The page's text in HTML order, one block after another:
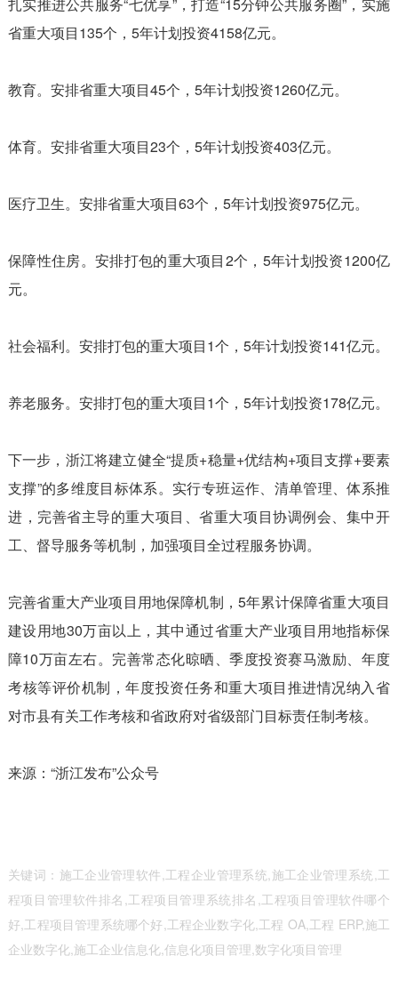
省重大项目135个，5年计划投资4158亿元。
教育。安排省重大项目45个，5年计划投资1260亿元。
体育。安排省重大项目23个，5年计划投资403亿元。
医疗卫生。安排省重大项目63个，5年计划投资975亿元。
保障性住房。安排打包的重大项目2个，5年计划投资1200亿
元。
社会福利。安排打包的重大项目1个，5年计划投资141亿元。
养老服务。安排打包的重大项目1个，5年计划投资178亿元。
下一步，浙江将建立健全“提质+稳量+优结构+项目支撑+要素
支撑”的多维度目标体系。实行专班运作、清单管理、体系推
进，完善省主导的重大项目、省重大项目协调例会、集中开
工、督导服务等机制，加强项目全过程服务协调。
完善省重大产业项目用地保障机制，5年累计保障省重大项目
建设用地30万亩以上，其中通过省重大产业项目用地指标保
障10万亩左右。完善常态化晾晒、季度投资赛马激励、年度
考核等评价机制，年度投资任务和重大项目推进情况纳入省
对市县有关工作考核和省政府对省级部门目标责任制考核。
来源：“浙江发布”公众号
关键词：施工企业管理软件,工程企业管理系统,施工企业管理系统,工
程项目管理软件排名,工程项目管理系统排名,工程项目管理软件哪个
好,工程项目管理系统哪个好,工程企业数字化,工程 OA,工程 ERP,施工
企业数字化,施工企业信息化,信息化项目管理,数字化项目管理